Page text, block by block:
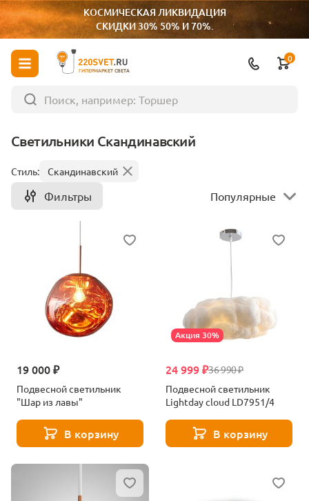
КОСМИЧЕСКАЯ ЛИКВИДАЦИЯ
СКИДКИ 30% 50% И 70%.
ГИПЕРМАРКЕТ СВЕТА
0
Светильники Скандинавский
Стиль: Скандинавский
Фильтры Популярные
19 000 ₽
Подвесной светильник
"Шар из лавы"
В корзину
Акция 30%
36 990 ₽
24 999 ₽
Подвесной светильник
Lightday cloud LD7951/4
В корзину